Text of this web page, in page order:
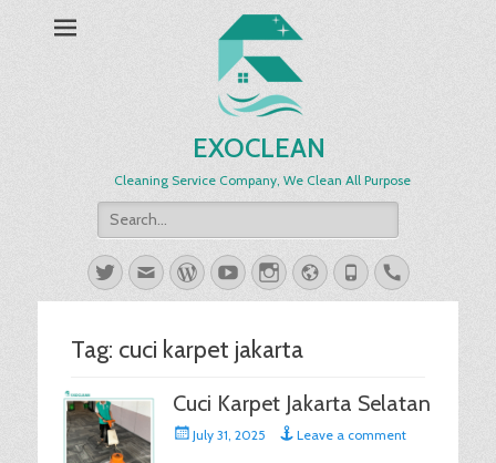
EXOCLEAN
Cleaning Service Company, We Clean All Purpose
Search
for:
TwitterEmailWordPress
YouTubeInstagram
Website
PhoneHandset
Tag: cuci karpet jakarta
Cuci Karpet Jakarta Selatan
PostedJuly 31, 2025 Leave a comment